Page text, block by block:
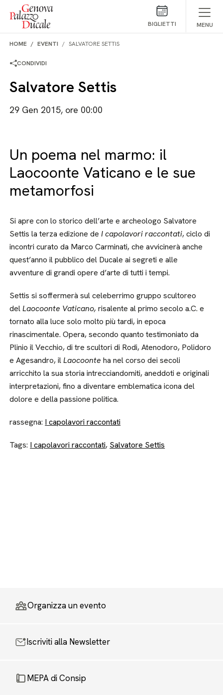
Salta al contenuto
BIGLIETTI MENU
HOME EVENTI SALVATORE SETTIS
CONDIVIDI
Salvatore Settis
29 Gen 2015, ore 00:00
Un poema nel marmo: il
Laocoonte Vaticano e le sue
metamorfosi
Si apre con lo storico dell’arte e archeologo Salvatore
Settis la terza edizione deI capolavori raccontati, ciclo di
incontri curato da Marco Carminati, che avvicinerà anche
quest’anno il pubblico del Ducale ai segreti e alle
avventure di grandi opere d’arte di tutti i tempi.
Settis si soffermerà sul celeberrimo gruppo scultoreo
delLaocoonte Vaticano,risalente al primo secolo a.C. e
tornato alla luce solo molto più tardi, in epoca
rinascimentale. Opera, secondo quanto testimoniato da
Plinio il Vecchio, di tre scultori di Rodi, Atenodoro, Polidoro
e Agesandro, ilLaocoonteha nel corso dei secoli
arricchito la sua storia intrecciandomiti, aneddoti e originali
interpretazioni, fino a diventare emblematica icona del
dolore e della passione politica.
rassegna: I capolavori raccontati
Tags: I capolavori raccontati, Salvatore Settis
Organizza un evento
Iscriviti alla Newsletter
MEPA di Consip